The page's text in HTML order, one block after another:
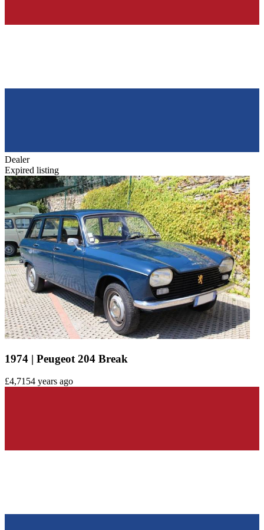
Dealer
Expired listing
1974 | Peugeot 204 Break
£4,7154 years ago